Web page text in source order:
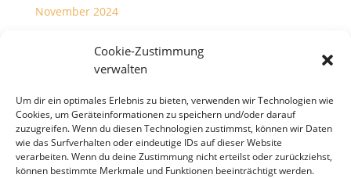
Cookie-Zustimmung
verwalten
Um dir ein optimales Erlebnis zu bieten, verwenden wir Technologien wie
Cookies, um Geräteinformationen zu speichern und/oder darauf
zuzugreifen. Wenn du diesen Technologien zustimmst, können wir Daten
wie das Surfverhalten oder eindeutige IDs auf dieser Website
verarbeiten. Wenn du deine Zustimmung nicht erteilst oder zurückziehst,
können bestimmte Merkmale und Funktionen beeinträchtigt werden.
November 2024
Januar 2023
Categories
Meldungen